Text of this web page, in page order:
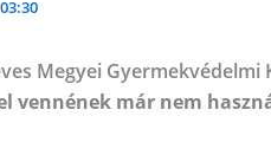
Megyei
vennének már nem